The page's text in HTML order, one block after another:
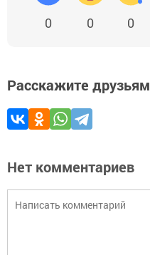
0 0 0
Расскажите друзьям
Нет комментариев